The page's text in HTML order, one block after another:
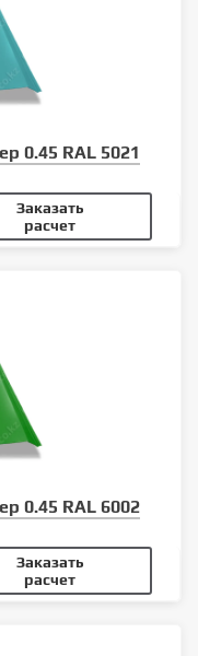
0.45 RAL 5021
Заказать
расчет
0.45 RAL 6002
Заказать
расчет